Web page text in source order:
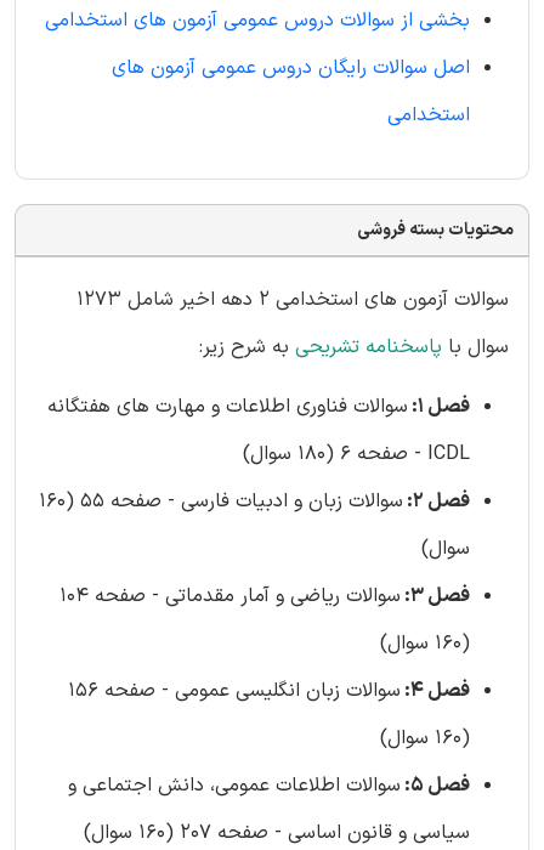
بخشی از سوالات دروس عمومی آزمون های استخدامی
اصل سوالات رایگان دروس عمومی آزمون های
استخدامی
محتویات بسته فروشی
سوالات آزمون های استخدامی 2 دهه اخیر شامل 1273
سوال با پاسخنامه تشریحی به شرح زیر:
فصل 1:
سوالات فناوری اطلاعات و مهارت های هفتگانه
ICDL - صفحه 6 (180 سوال)
فصل 2:
سوالات زبان و ادبیات فارسی - صفحه 55 (160
سوال)
فصل 3:
سوالات ریاضی و آمار مقدماتی - صفحه 104
(160 سوال)
فصل 4:
سوالات زبان انگلیسی عمومی - صفحه 156
(160 سوال)
فصل 5:
سوالات اطلاعات عمومی، دانش اجتماعی و
سیاسی و قانون اساسی - صفحه 207 (160 سوال)